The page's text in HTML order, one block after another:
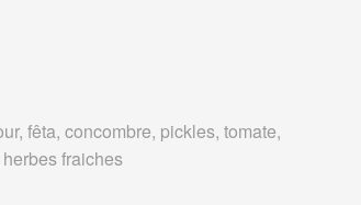
fêta, concombre, pickles, tomate,
fraiches